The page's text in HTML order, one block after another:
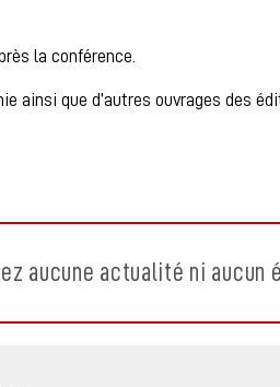
la conférence.
ainsi que d’autres ouvrages des
aucune actualité ni aucun